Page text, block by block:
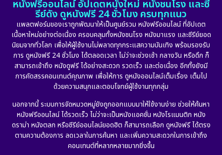
หนังฟรีออนไลน์ อัปเดตหนังใหม่ หนังชนโรง และซี
รีย์ดัง ดูหนังฟรี 24 ชั่วโมง ครบทุกแนว
แพลตฟอร์มของเราถูกพัฒนาให้เป็นศูนย์รวม หนังฟรีออนไลน์ ที่อัปเดต
เนื้อหาใหม่อย่างต่อเนื่อง ครอบคลุมทั้งหนังชนโรง หนังมาแรง และซีรีย์ยอด
นิยมจากทั่วโลก เพื่อให้ผู้ใช้งานไม่พลาดทุกกระแสความบันเทิง พร้อมรองรับ
การ ดูหนังฟรี 24 ชั่วโมง ได้ตลอดเวลา ไม่ว่าจะช่วงเช้า กลางวัน หรือดึก ก็
สามารถเข้าถึง หนังดูฟรี ได้อย่างสะดวก รวดเร็ว และต่อเนื่อง อีกทั้งยังมี
การคัดสรรคอนเทนต์คุณภาพ เพื่อให้การ ดูหนังออนไลน์เต็มเรื่อง เต็มไป
ด้วยความสนุกและตอบโจทย์ผู้ใช้งานทุกกลุ่ม
นอกจากนี้ ระบบการจัดหมวดหมู่ยังถูกออกแบบมาให้ใช้งานง่าย ช่วยให้ค้นหา
หนังฟรีออนไลน์ ได้รวดเร็ว ไม่ว่าจะเป็นหนังแอคชั่น หนังโรแมนติก หนัง
ดราม่า หนังตลก หรือซีรีย์ออนไลน์ยอดฮิต ก็สามารถเลือก ดูหนังฟรี ได้ตรง
ตามความต้องการ ลดเวลาในการค้นหา และเพิ่มความสะดวกในการเข้าถึง
คอนเทนต์ที่หลากหลายมากยิ่งขึ้น